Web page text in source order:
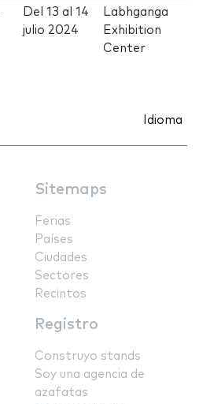
Del13 al14
julio 2024
Labhganga
Exhibition
Center
Idioma
Sitemaps
Ferias
Países
Ciudades
Sectores
Recintos
Registro
Construyo stands
Soy una agencia de
azafatas